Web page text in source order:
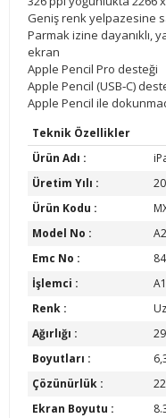
Geniş renk yelpazesine
Parmak izine dayanıklı,
ekran
Apple Pencil Pro desteği
Apple Pencil (USB‑C)
Apple Pencil ile
Teknik Özellikler
Ürün Adı :
Üretim Yılı :
Ürün Kodu :
Model No :
Emc No :
İşlemci :
Renk :
Ağırlığı :
Boyutları :
Çözünürlük :
Ekran Boyutu :